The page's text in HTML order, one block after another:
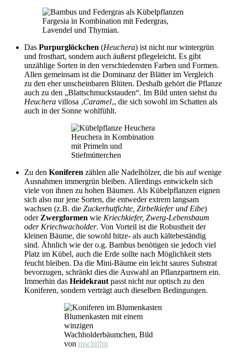
Fargesia in Kombination mit Federgras,
Lavendel und Thymian.
Das Purpurglöckchen (Heuchera) ist nicht nur wintergrün
und frosthart, sondern auch äußerst pflegeleicht. Es gibt
unzählige Sorten in den verschiedensten Farben und Formen.
Allen gemeinsam ist die Dominanz der Blätter im Vergleich
zu den eher unscheinbaren Blüten. Deshalb gehört die Pflanze
auch zu den „Blattschmuckstauden“. Im Bild unten siehst du
Heuchera villosa ‚Caramel‚, die sich sowohl im Schatten als
auch in der Sonne wohlfühlt.
Heuchera in Kombination
mit Primeln und
Stiefmütterchen
Zu den Koniferen zählen alle Nadelhölzer, die bis auf wenige
Ausnahmen immergrün bleiben. Allerdings entwickeln sich
viele von ihnen zu hohen Bäumen. Als Kübelpflanzen eignen
sich also nur jene Sorten, die entweder extrem langsam
wachsen (z.B. die Zuckerhutfichte, Zirbelkiefer und Eibe)
oder Zwergformen wie Kriechkiefer, Zwerg-Lebensbaum
oder Kriechwacholder. Von Vorteil ist die Robustheit der
kleinen Bäume, die sowohl hitze- als auch kältebeständig
sind. Ähnlich wie der o.g. Bambus benötigen sie jedoch viel
Platz im Kübel, auch die Erde sollte nach Möglichkeit stets
feucht bleiben. Da die Mini-Bäume ein leicht saures Substrat
bevorzugen, schränkt dies die Auswahl an Pflanzpartnern ein.
Immerhin das Heidekraut passt nicht nur optisch zu den
Koniferen, sondern verträgt auch dieselben Bedingungen.
Blumenkasten mit einem
winzigen
Wachholderbäumchen, Bild
von mschiffm